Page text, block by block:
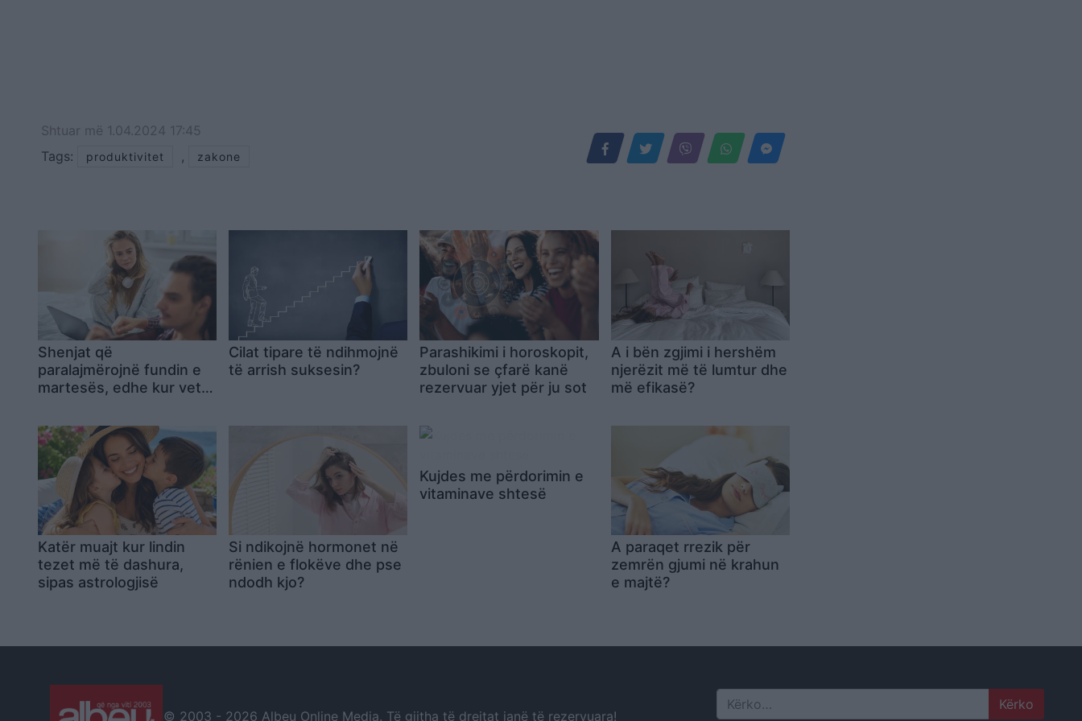
Shtuar më 1.04.2024 17:45
Tags:
produktivitet , zakone
Shenjat që
paralajmërojnë fundin e
martesës, edhe kur vetë
kuptojnë
Cilat tipare të ndihmojnë
të arrish suksesin?
Parashikimi i horoskopit,
zbuloni se çfarë kanë
rezervuar yjet për ju sot
A i bën zgjimi i hershëm
njerëzit më të lumtur dhe
më efikasë?
Katër muajt kur lindin
tezet më të dashura,
sipas astrologjisë
Si ndikojnë hormonet në
rënien e flokëve dhe pse
ndodh kjo?
Kujdes me përdorimin e
vitaminave shtesë
A paraqet rrezik për
zemrën gjumi në krahun
e majtë?
© 2003 - 2026 Albeu Online Media. Të gjitha të drejtat janë të rezervuara!